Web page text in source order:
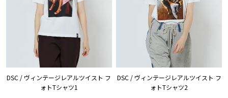
DSC / ヴィンテージレアルツイスト フ
ォトTシャツ1
DSC / ヴィンテージレアルツイスト フ
ォトTシャツ2